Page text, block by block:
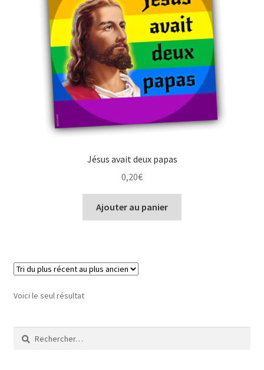
À propos
Jésus avait deux papas
0,20€
Ajouter au panier
Voici le seul résultat
Rechercher :